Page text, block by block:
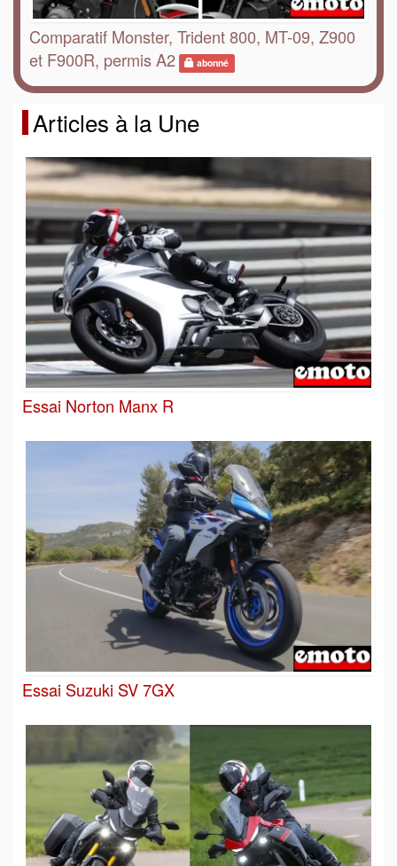
Comparatif Monster, Trident 800, MT-09, Z900
et F900R, permis A2
abonné
Articles à la Une
Essai Norton Manx R
Essai Suzuki SV 7GX